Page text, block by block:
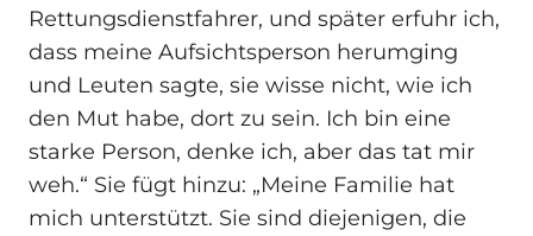
Rettungsdienstfahrer, und später erfuhr ich,
dass meine Aufsichtsperson herumging
und Leuten sagte, sie wisse nicht, wie ich
den Mut habe, dort zu sein. Ich bin eine
starke Person, denke ich, aber das tat mir
weh.“ Sie fügt hinzu: „Meine Familie hat
mich unterstützt. Sie sind diejenigen, die